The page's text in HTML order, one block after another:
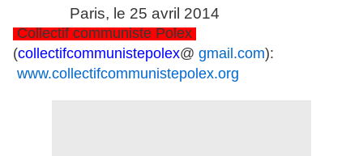
Paris, le 25 avril 2014
Collectif communiste Polex
(collectifcommunistepolex@ gmail.com):
www.collectifcommunistepolex.org